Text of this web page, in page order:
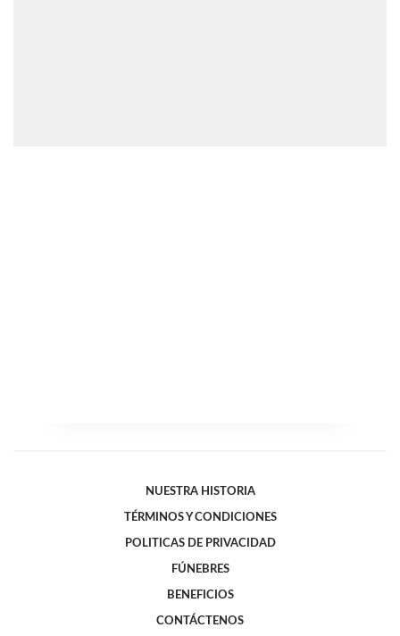
NUESTRA HISTORIA
TÉRMINOS Y CONDICIONES
POLITICAS DE PRIVACIDAD
FÚNEBRES
BENEFICIOS
CONTÁCTENOS